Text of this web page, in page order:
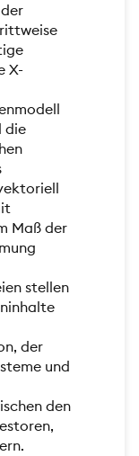
X-
die
Maß der
stellen
der
und
den